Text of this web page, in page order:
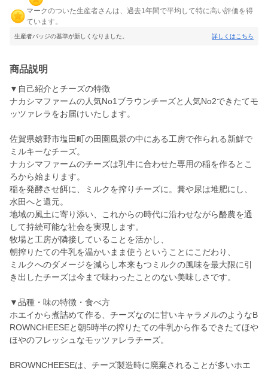
マークのついた生産者さんは、過去1年間で平均して特に高い評価を得
ています。
生産者バッジの基準が新しくなりました。 詳しくはこちら
商品説明
▼自己紹介とチーズの特徴
ナカシマファームの人気No1ブラウンチーズと人気No2できたてモ
ッツァレラをお届けいたします。
佐賀県嬉野市塩田町の田園風景の中にある工房で作られる新鮮で
ミルキーなチーズ。
ナカシマファームのチーズは乳牛に合わせた専用の稲を作るとこ
ろから始まります。
稲を発酵させ餌に、ミルクを搾りチーズに。糞や尿は堆肥にし、
水田へと還元。
地域の風土に寄り添い、これからの時代に沿わせながら酪農を通
して持続可能な社会を実現します。
牧場と工房が隣接していることを活かし、
朝搾りたての牛乳を温かいまま使うということにこだわり、
ミルクへのダメージを減らし本来もつミルクの風味を最大限に引
き出したチーズは今まで味わったことのない美味しさです。
▼品種・味の特徴・食べ方
ホエイから煮詰めて作る、チーズなのに甘いキャラメルのようなB
ROWNCHEESEと朝5時半の搾りたての牛乳から作るできたてほや
ほやのフレッシュなモッツァレラチーズ。
BROWNCHEESEは、チーズ製造時に廃棄されることが多いホエ